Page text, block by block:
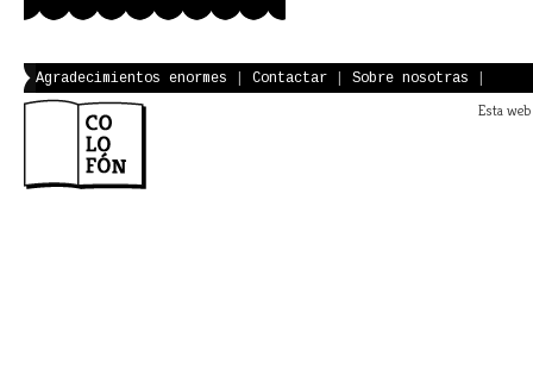
Agradecimientos enormes Contactar Sobre nosotras
Esta